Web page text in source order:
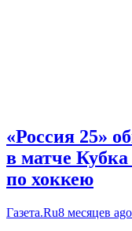
«Россия 25»
в матче
по хоккею
Газета.Ru8 месяцев ago